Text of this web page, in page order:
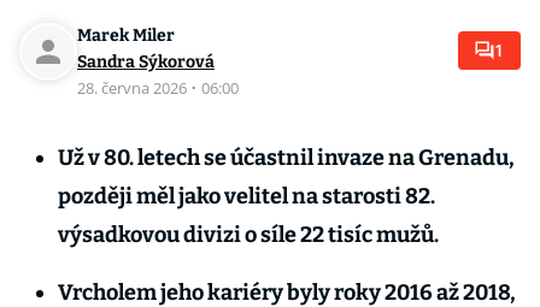
Marek Miler
Sandra Sýkorová
28. června 2026 · 06:00
1
Už v 80. letech se účastnil invaze na Grenadu,
později měl jako velitel na starosti 82.
výsadkovou divizi o síle 22 tisíc mužů.
Vrcholem jeho kariéry byly roky 2016 až 2018,